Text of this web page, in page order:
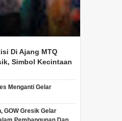
Di Ajang MTQ
Simbol Kecintaan
Menganti Gelar
GOW Gresik Gelar